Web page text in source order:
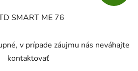
SMART ME 76
v prípade záujmu nás neváhajte
kontaktovať